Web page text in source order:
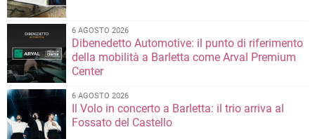
6 AGOSTO 2026
Dibenedetto Automotive: il punto di riferimento
della mobilità a Barletta come Arval Premium
Center
6 AGOSTO 2026
Il Volo in concerto a Barletta: il trio arriva al
Fossato del Castello